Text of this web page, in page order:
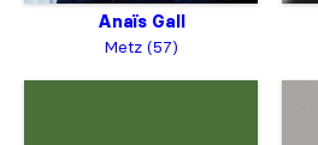
Anaïs Gall
Metz (57)